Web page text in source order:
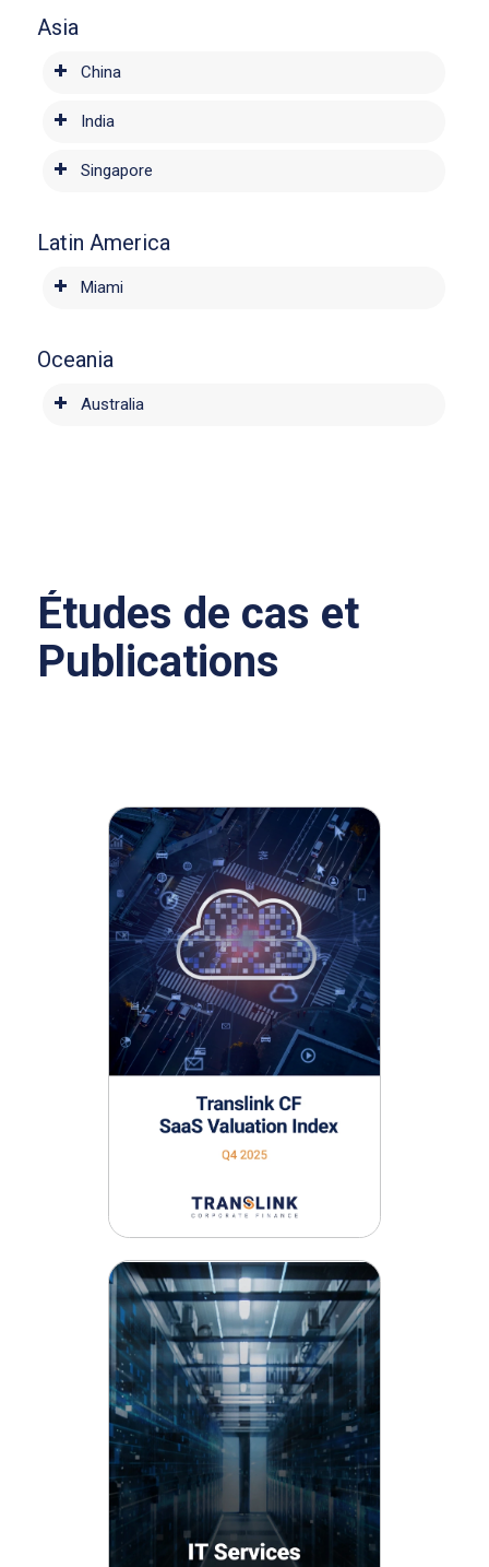
Asia
China
India
Singapore
Latin America
Miami
Oceania
Australia
Études de cas et
Publications